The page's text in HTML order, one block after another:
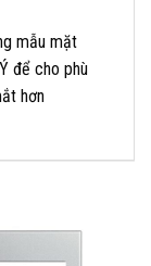
mẫu mặt
để cho phù
hơn